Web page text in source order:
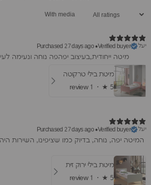
With media
יעל
Verified buyer
•
Purchased 27 days ago
מיטה ייחודית,בעיצוב יפהפה נוחה ונעימה
מיטת בילי טרקוטה
5
★ ·
1 review
יעל
Verified buyer
•
Purchased 27 days ago
המיטה יפה, נוחה, בדיוק כמו שציפינו, השירות
מיטת בילי ירוק זית
5
★ ·
1 review